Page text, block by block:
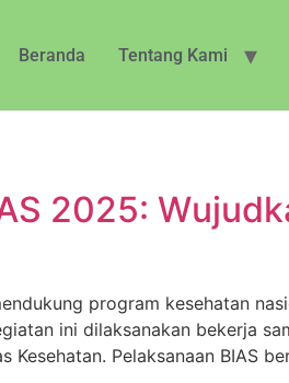
Beranda Tentang Kami
2025:
program kesehatan
ini dilaksanakan bekerja
Kesehatan. Pelaksanaan BIAS